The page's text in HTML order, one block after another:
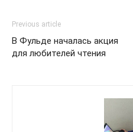
Previous article
В Фульде началась акция
для любителей чтения